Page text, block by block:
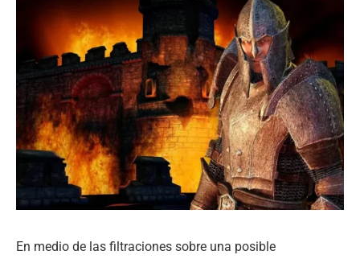
En medio de las filtraciones sobre una posible